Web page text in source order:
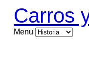
Carros
Menu